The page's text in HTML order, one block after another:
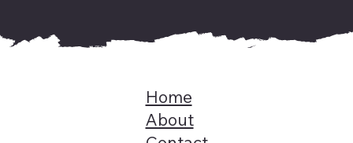
Home
About